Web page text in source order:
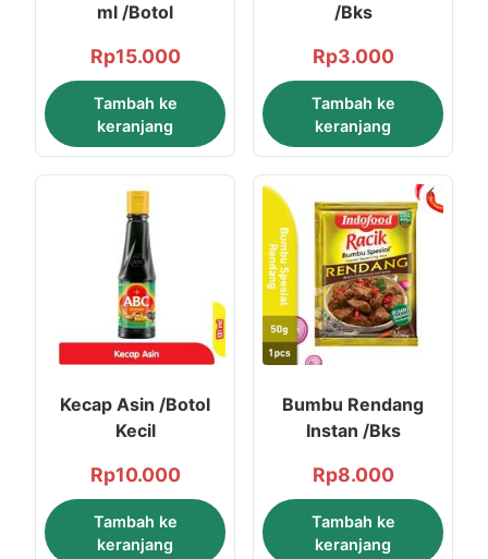
ml /Botol
Rp15.000
Tambah ke
keranjang
/Bks
Rp3.000
Tambah ke
keranjang
Kecap Asin /Botol
Kecil
Rp10.000
Tambah ke
keranjang
Bumbu Rendang
Instan /Bks
Rp8.000
Tambah ke
keranjang